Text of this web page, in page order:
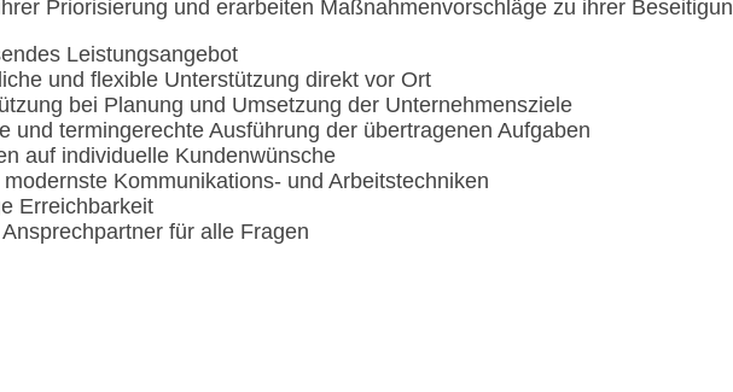
Priorisierung und erarbeiten Maßnahmenvorschläge zu ihrer
Leistungsangebot
und flexible Unterstützung direkt vor Ort
bei Planung und Umsetzung der Unternehmensziele
und termingerechte Ausführung der übertragenen Aufgaben
auf individuelle Kundenwünsche
Kommunikations- und Arbeitstechniken
Erreichbarkeit
für alle Fragen